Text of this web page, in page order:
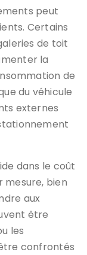
peut
Certains
de toit
la
de
du véhicule
externes
dans le coût
mesure, bien
aux
être
les
confrontés